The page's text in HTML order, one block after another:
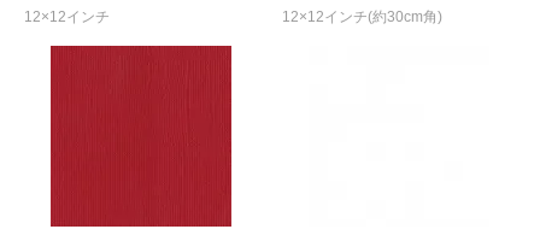
12×12インチ 12×12インチ(約30cm角)